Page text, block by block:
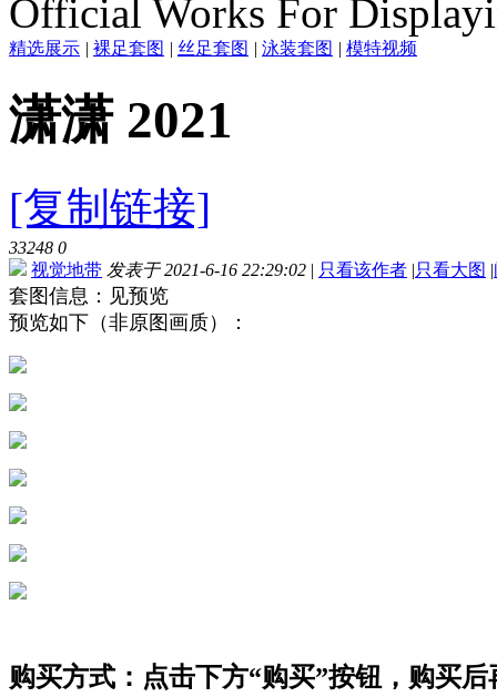
Official Works For
精选展示 | 裸足套图 | 丝足套图 | 泳装套图 | 模特视频
潇潇 2021
[复制链接]
33248 0
视觉地带 发表于 2021-6-16 22:29:02 | 只看该作者 |只看大图 |
套图信息：见预览
预览如下（非原图画质）：
购买方式：点击下方“购买”按钮，购买